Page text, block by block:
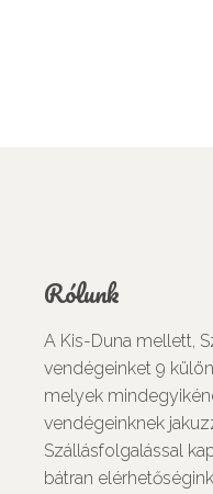
Rólunk
A Kis-Duna mellett,
vendégeinket 9
melyek
vendégeinknek
Szállásfolgalással
bátran